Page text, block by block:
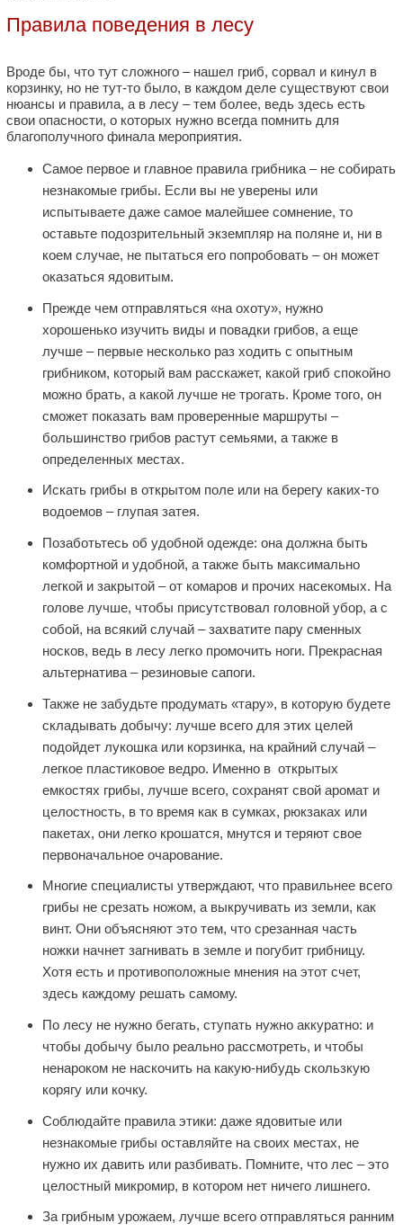
Правила поведения в лесу
Вроде бы, что тут сложного – нашел гриб, сорвал и кинул в
корзинку, но не тут-то было, в каждом деле существуют свои
нюансы и правила, а в лесу – тем более, ведь здесь есть
свои опасности, о которых нужно всегда помнить для
благополучного финала мероприятия.
Самое первое и главное правила грибника – не собирать
незнакомые грибы. Если вы не уверены или
испытываете даже самое малейшее сомнение, то
оставьте подозрительный экземпляр на поляне и, ни в
коем случае, не пытаться его попробовать – он может
оказаться ядовитым.
Прежде чем отправляться «на охоту», нужно
хорошенько изучить виды и повадки грибов, а еще
лучше – первые несколько раз ходить с опытным
грибником, который вам расскажет, какой гриб спокойно
можно брать, а какой лучше не трогать. Кроме того, он
сможет показать вам проверенные маршруты –
большинство грибов растут семьями, а также в
определенных местах.
Искать грибы в открытом поле или на берегу каких-то
водоемов – глупая затея.
Позаботьтесь об удобной одежде: она должна быть
комфортной и удобной, а также быть максимально
легкой и закрытой – от комаров и прочих насекомых. На
голове лучше, чтобы присутствовал головной убор, а с
собой, на всякий случай – захватите пару сменных
носков, ведь в лесу легко промочить ноги. Прекрасная
альтернатива – резиновые сапоги.
Также не забудьте продумать «тару», в которую будете
складывать добычу: лучше всего для этих целей
подойдет лукошка или корзинка, на крайний случай –
легкое пластиковое ведро. Именно в открытых
емкостях грибы, лучше всего, сохранят свой аромат и
целостность, в то время как в сумках, рюкзаках или
пакетах, они легко крошатся, мнутся и теряют свое
первоначальное очарование.
Многие специалисты утверждают, что правильнее всего
грибы не срезать ножом, а выкручивать из земли, как
винт. Они объясняют это тем, что срезанная часть
ножки начнет загнивать в земле и погубит грибницу.
Хотя есть и противоположные мнения на этот счет,
здесь каждому решать самому.
По лесу не нужно бегать, ступать нужно аккуратно: и
чтобы добычу было реально рассмотреть, и чтобы
ненароком не наскочить на какую-нибудь скользкую
корягу или кочку.
Соблюдайте правила этики: даже ядовитые или
незнакомые грибы оставляйте на своих местах, не
нужно их давить или разбивать. Помните, что лес – это
целостный микромир, в котором нет ничего лишнего.
За грибным урожаем, лучше всего отправляться ранним